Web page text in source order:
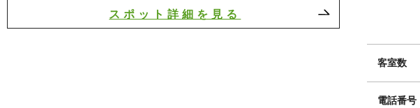
スポット詳細を見る
客室数
電話番号